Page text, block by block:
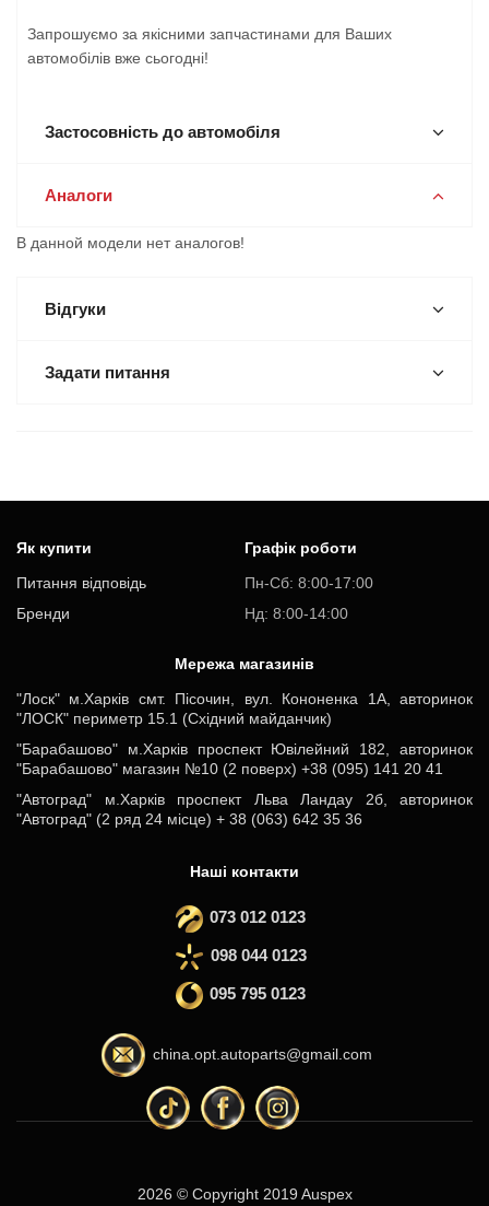
Запрошуємо за якісними запчастинами для Ваших
автомобілів вже сьогодні!
Застосовність до автомобіля
Аналоги
В данной модели нет аналогов!
Відгуки
Задати питання
Як купити
Питання відповідь
Бренди
Графік роботи
Пн-Cб: 8:00-17:00
Нд: 8:00-14:00
Мережа магазинів
"Лоск" м.Харків смт. Пісочин, вул. Кононенка 1А, авторинок
"ЛОСК" периметр 15.1 (Східний майданчик)
"Барабашово" м.Харків проспект Ювілейний 182, авторинок
"Барабашово" магазин №10 (2 поверх) +38 (095) 141 20 41
"Автоград" м.Харків проспект Льва Ландау 2б, авторинок
"Автоград" (2 ряд 24 місце) + 38 (063) 642 35 36
Наші контакти
073 012 0123
098 044 0123
095 795 0123
china.opt.autoparts@gmail.com
2026 © Copyright 2019 Auspex